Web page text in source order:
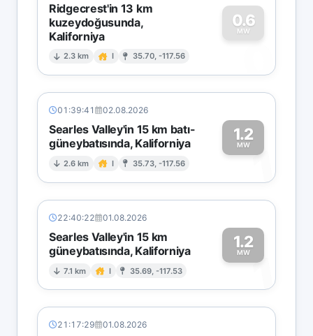
Ridgecrest'in 13 km
kuzeydoğusunda,
Kaliforniya
2.3 km I 35.70, -117.56
0.6
MW
0
01:39:41 02.08.2026
Searles Valley'in 15 km batı-
güneybatısında, Kaliforniya
2.6 km I 35.73, -117.56
1.2
MW1
22:40:22 01.08.2026
Searles Valley'in 15 km
güneybatısında, Kaliforniya
7.1 km I 35.69, -117.53
1.2
MW1
21:17:29 01.08.2026